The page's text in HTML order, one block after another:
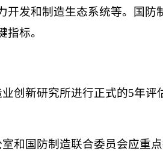
开发和制造生态系统等。国
指标。
创新研究所进行正式的5年评
和国防制造联合委员会应重